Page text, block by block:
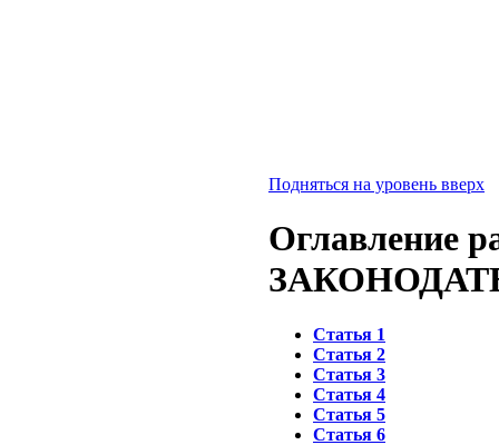
Подняться на уровень вверх
Оглавление
Статья 1
Статья 2
Статья 3
Статья 4
Статья 5
Статья 6